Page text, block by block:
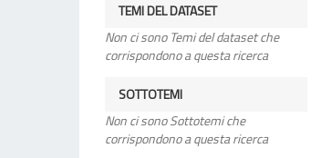
TEMI DEL DATASET
Non ci sono Temi del dataset che
corrispondono a questa ricerca
SOTTOTEMI
Non ci sono Sottotemi che
corrispondono a questa ricerca